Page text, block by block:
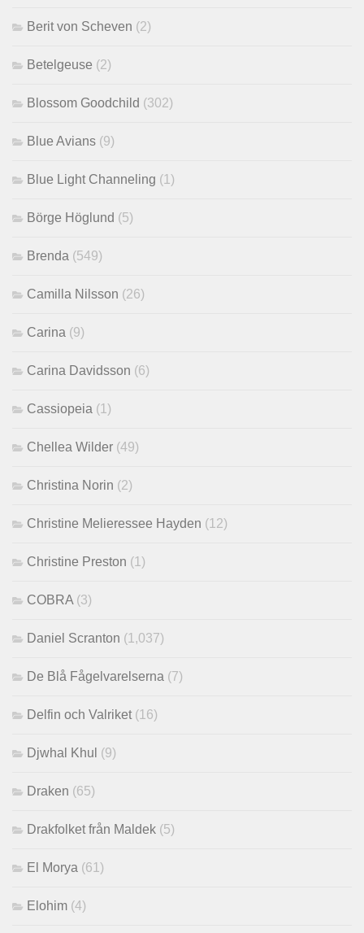
Berit von Scheven (2)
Betelgeuse (2)
Blossom Goodchild (302)
Blue Avians (9)
Blue Light Channeling (1)
Börge Höglund (5)
Brenda (549)
Camilla Nilsson (26)
Carina (9)
Carina Davidsson (6)
Cassiopeia (1)
Chellea Wilder (49)
Christina Norin (2)
Christine Melieressee Hayden (12)
Christine Preston (1)
COBRA (3)
Daniel Scranton (1,037)
De Blå Fågelvarelserna (7)
Delfin och Valriket (16)
Djwhal Khul (9)
Draken (65)
Drakfolket från Maldek (5)
El Morya (61)
Elohim (4)